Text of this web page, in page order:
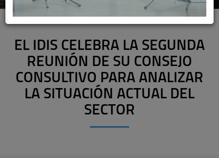
EL IDIS CELEBRA LA SEGUNDA
REUNIÓN DE SU CONSEJO
CONSULTIVO PARA ANALIZAR
LA SITUACIÓN ACTUAL DEL
SECTOR